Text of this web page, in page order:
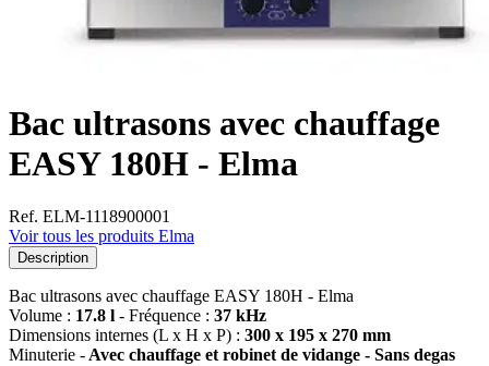
Bac ultrasons avec chauffage
EASY 180H - Elma
Ref. ELM-1118900001
Voir tous les produits Elma
Description
Bac ultrasons avec chauffage EASY 180H - Elma
Volume : 17.8 l - Fréquence : 37 kHz
Dimensions internes (L x H x P) : 300 x 195 x 270 mm
Minuterie - Avec chauffage et robinet de vidange - Sans degas